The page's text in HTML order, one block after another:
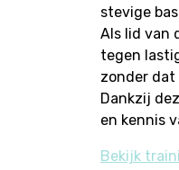
stevige
Als lid van
tegen
zonder dat
Dankzij
en kennis
Bekijk